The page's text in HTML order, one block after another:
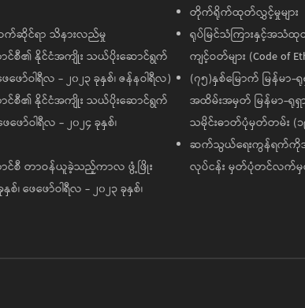
ဆိုင်ရာ သိနားလည်မှု
ာင်စီ၏ နိုင်ငံအကျိုး သယ်ပိုးဆောင်ရွက်
ဖော်ဝါရီလ - ၂၀၂၃ ခုနှစ်၊ ဇန်နဝါရီလ)
ာင်စီ၏ နိုင်ငံအကျိုး သယ်ပိုးဆောင်ရွက်
ဖော်ဝါရီလ - ၂၀၂၄ ခုနှစ်၊
ာင်စီ တာဝန်ယူခဲ့သည့်ကာလ ဖွံ့ဖြိုး
ဖေဖော်ဝါရီလ - ၂၀၂၃ ခုနှစ်၊
တိုက်ရိုက်ထုတ်လွှင့်မှုများ
ရုပ်မြင်သံကြားနှင့်အသံ
ကျင့်ဝတ်များ (Code of
(၇၅)နှစ်မြောက် မြန်
အထိမ်းအမှတ် မြန်မာ-ရုရှာ
သမိုင်းဓာတ်ပုံမှတ်တမ်း (၁
ဆက်သွယ်ရေးကွန်ရက်ကိုအ
လုပ်ငန်း မှတ်ပုံတင်လက်